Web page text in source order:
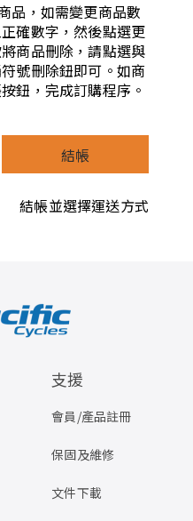
品，如需變更商品數
確數字，然後點選更
商品刪除，請點選與
號刪除鈕即可。如商
鈕，完成訂購程序。
結帳
結帳並選擇運送方式
支援
會員/產品註冊
保固及維修
文件下載